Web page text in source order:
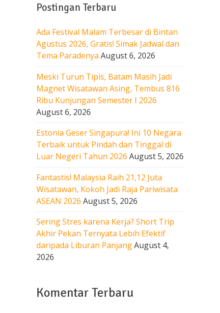
Postingan Terbaru
Ada Festival Malam Terbesar di Bintan
Agustus 2026, Gratis! Simak Jadwal dan
Tema Paradenya August 6, 2026
Meski Turun Tipis, Batam Masih Jadi
Magnet Wisatawan Asing, Tembus 816
Ribu Kunjungan Semester I 2026
August 6, 2026
Estonia Geser Singapura! Ini 10 Negara
Terbaik untuk Pindah dan Tinggal di
Luar Negeri Tahun 2026 August 5, 2026
Fantastis! Malaysia Raih 21,12 Juta
Wisatawan, Kokoh Jadi Raja Pariwisata
ASEAN 2026 August 5, 2026
Sering Stres karena Kerja? Short Trip
Akhir Pekan Ternyata Lebih Efektif
daripada Liburan PanjangAugust 4,
2026
Komentar Terbaru